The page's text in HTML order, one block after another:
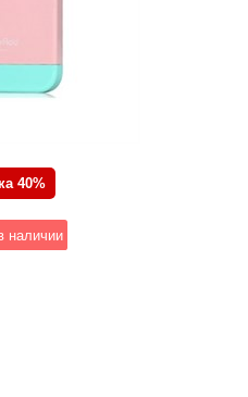
40%
наличии